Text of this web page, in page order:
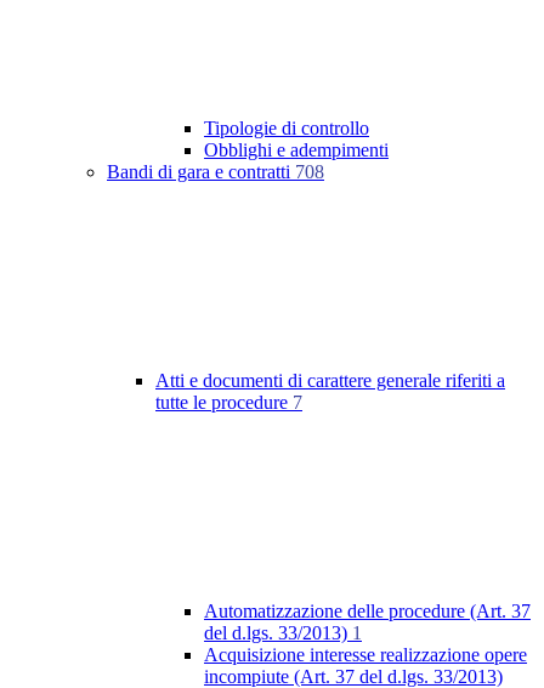
Tipologie di controllo
Obblighi e adempimenti
Bandi di gara e contratti 708
Atti e documenti di carattere generale riferiti a
tutte le procedure 7
Automatizzazione delle procedure (Art. 37
del d.lgs. 33/2013) 1
Acquisizione interesse realizzazione opere
incompiute (Art. 37 del d.lgs. 33/2013)